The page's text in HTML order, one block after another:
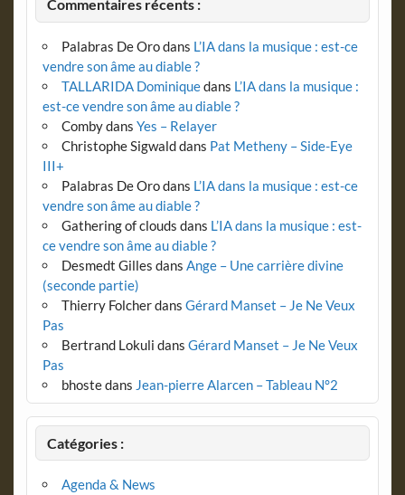
Commentaires récents :
Palabras De Orodans L’IA dans la musique : est-ce
vendre son âme au diable ?
TALLARIDA Dominiquedans L’IA dans la musique :
est-ce vendre son âme au diable ?
Combydans Yes – Relayer
Christophe Sigwalddans Pat Metheny – Side-Eye
III+
Palabras De Orodans L’IA dans la musique : est-ce
vendre son âme au diable ?
Gathering of clouds dans L’IA dans la musique : est-
ce vendre son âme au diable ?
Desmedt Gilles dans Ange – Une carrière divine
(seconde partie)
Thierry Folcherdans Gérard Manset – Je Ne Veux
Pas
Bertrand Lokuli dans Gérard Manset – Je Ne Veux
Pas
bhostedans Jean-pierre Alarcen – Tableau N°2
Catégories :
Agenda & News